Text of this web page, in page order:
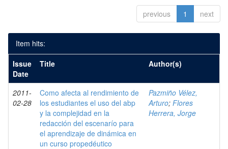
previous 1 next
Item hits:
Issue
Date
Title Author(s)
2011-
02-28
Como afecta al rendimiento de
los estudiantes el uso del abp
y la complejidad en la
redacción del escenarío para
el aprendizaje de dinámica en
un curso propedéutico
Pazmiño Vélez,
Arturo; Flores
Herrera, Jorge